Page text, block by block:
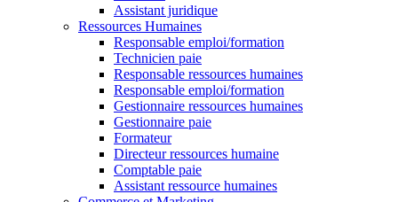
Assistant juridique
Ressources Humaines
Responsable emploi/formation
Technicien paie
Responsable ressources humaines
Responsable emploi/formation
Gestionnaire ressources humaines
Gestionnaire paie
Formateur
Directeur ressources humaine
Comptable paie
Assistant ressource humaines